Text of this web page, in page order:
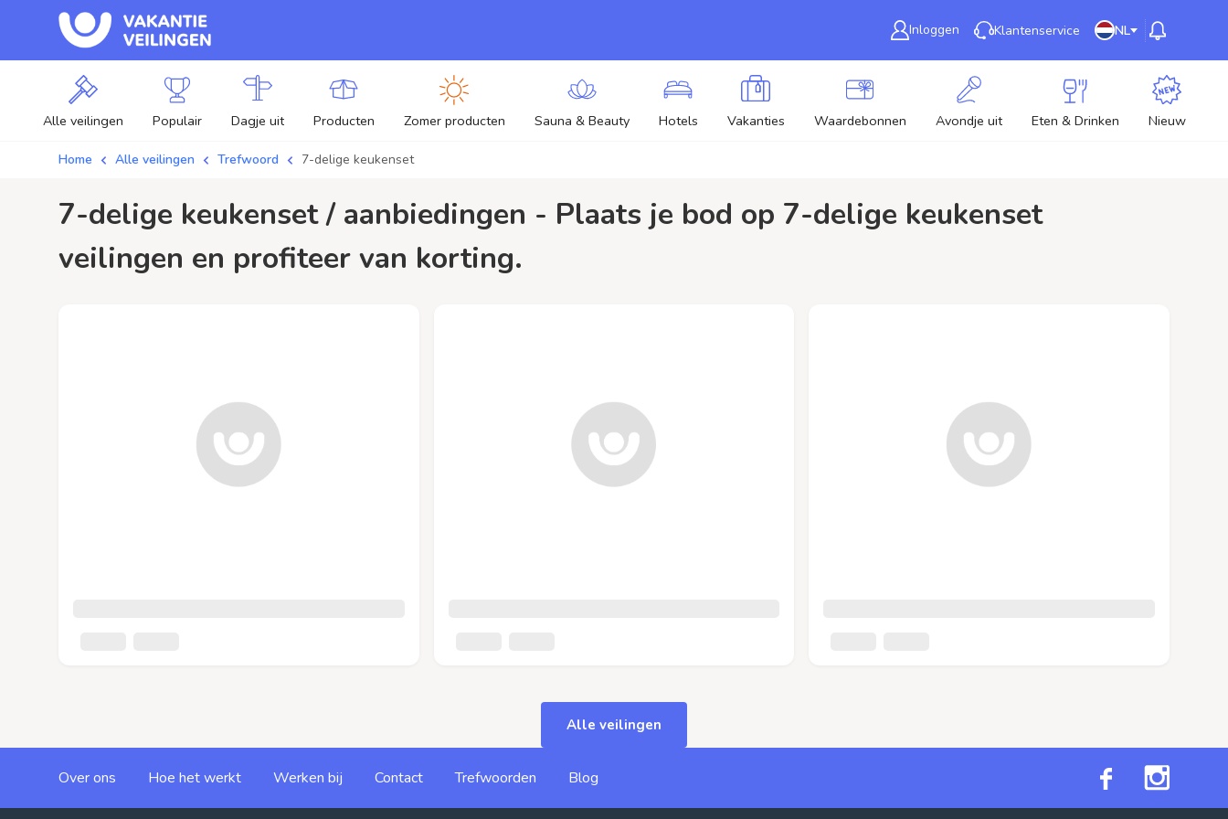
Inloggen Klantenservice NL
Alle veilingen Populair Dagje uit Producten Zomer producten Sauna & Beauty Hotels Vakanties Waardebonnen Avondje uit Eten & Drinken Nieuw
Home Alle veilingen Trefwoord 7-delige keukenset
7-delige keukenset / aanbiedingen - Plaats je bod op 7-delige keukenset
veilingen en profiteer van korting.
Alle veilingen
Over ons Hoe het werkt Werken bij Contact Trefwoorden Blog